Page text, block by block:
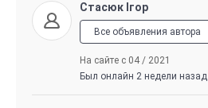
Стасюк Ігор
Все объявления автора
На сайте с 04 / 2021
Был онлайн 2 недели назад